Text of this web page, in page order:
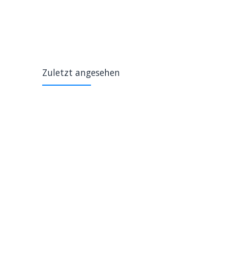
Zuletzt angesehen